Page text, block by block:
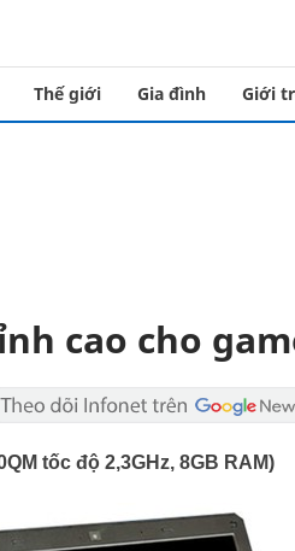
Thế giới Gia đình Giới
cao cho
tốc độ 2,3GHz, 8GB RAM)